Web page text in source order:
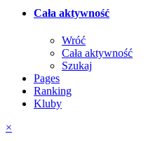
Cała aktywność
Wróć
Cała aktywność
Szukaj
Pages
Ranking
Kluby
×